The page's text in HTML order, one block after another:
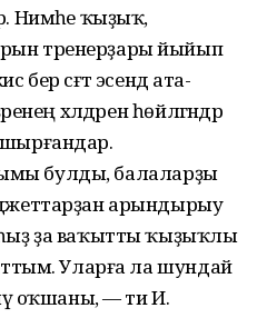
Нимәһе ҡыҙыҡ,
тренерҙары йыйып
сәғәт эсендә ата-
хәлдәрен һөйләгәндәр
булды, балаларҙы
арындырыу
ҙа ваҡытты ҡыҙыҡлы
Уларға ла шундай
оҡшаны, — ти И.